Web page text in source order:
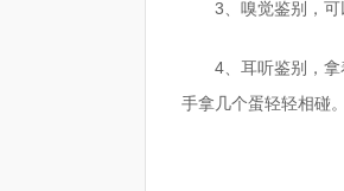
3、嗅觉鉴别，
4、耳听鉴别，
手拿几个蛋轻轻相碰